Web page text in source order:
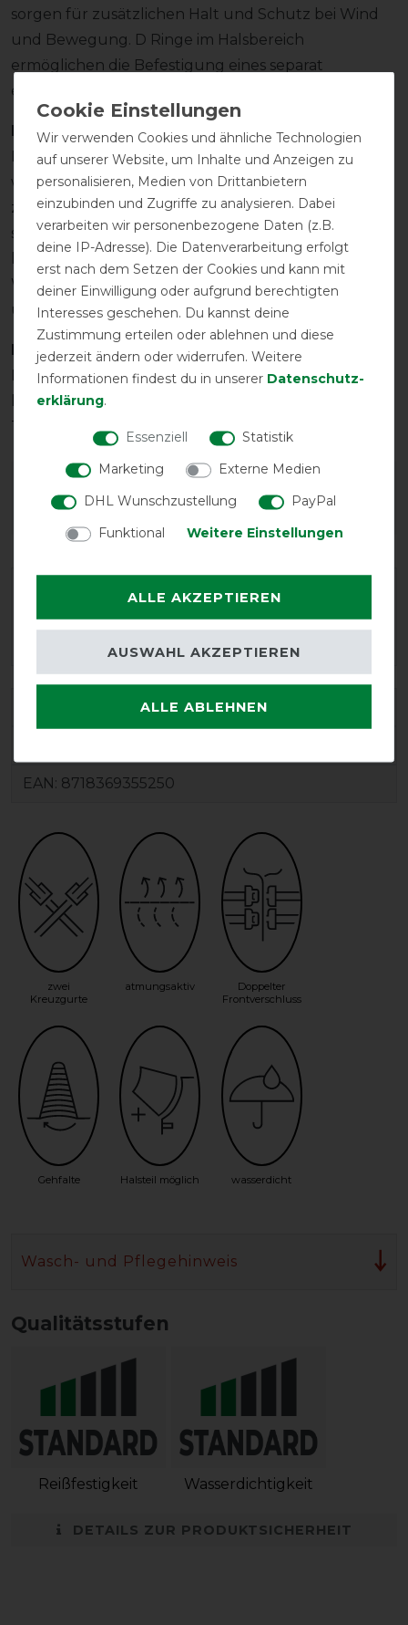
sorgen für zusätzlichen Halt und Schutz bei Wind
und Bewegung. D Ringe im Halsbereich
ermöglichen die Befestigung eines separat
erhältlichen Halsteils.
Eigenschaften
Die Turnout-Decke ist für den Einsatz in der
warmen Jahreszeit konzipiert und schützt
zuverlässig vor Regen und Wind. Das
strapazierfähige Ripstop Material unterstützt eine
lange Nutzungsdauer auch bei regelmäßigem
Weideeinsatz. Schwarze Metallbeschläge aus Zink
und Stahl ergänzen die funktionale Ausstattung.
Pflegehinweis
Maschinenwaschbar bei 30 Grad. Vorzugsweise
keinen Weichspüler verwenden und nicht im
Trockner trocknen. Nicht chemisch reinigen.
gefallen?
89131
EAN: 8718369355250
zwei
Kreuzgurte
atmungsaktiv
Doppelter
Frontverschluss
Gehfalte Halsteil möglich wasserdicht
Wasch- und Pflegehinweis
Qualitätsstufen
Reißfestigkeit Wasserdichtigkeit
DETAILS ZUR PRODUKTSICHERHEIT
Wir verwenden Cookies und ähnliche Technologien
auf unserer Website, um Inhalte und Anzeigen zu
personalisieren, Medien von Drittanbietern
einzubinden und Zugriffe zu analysieren. Dabei
verarbeiten wir personenbezogene Daten (z.B.
deine IP-Adresse). Die Datenverarbeitung erfolgt
erst nach dem Setzen der Cookies und kann mit
deiner Einwilligung oder aufgrund berechtigten
Interesses geschehen. Du kannst deine
Zustimmung erteilen oder ablehnen und diese
jederzeit ändern oder widerrufen. Weitere
Informationen findest du in unserer Daten­schutz­
erklärung.
Essenziell
Statistik
Marketing
Externe Medien
DHL Wunschzustellung
PayPal
Funktional
Weitere Einstellungen
ALLE AKZEPTIEREN
ALLE ABLEHNEN
AUSWAHL AKZEPTIEREN